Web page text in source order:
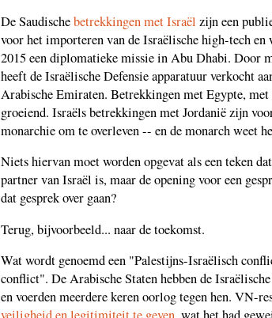
De Saudischebetrekkingen met Israël zijn een
voor het importeren van de Israëlische high-tech
2015 een diplomatieke missie in Abu Dhabi. Door
heeft de Israëlische Defensie apparatuur verkocht
Arabische Emiraten. Betrekkingen met Egypte,
groeiend. Israëls betrekkingen met Jordanië zijn
monarchie om te overleven -- en de monarch weet
Niets hiervan moet worden opgevat als een teken
partner van Israël is, maar de opening voor een
dat gesprek over gaan?
Terug, bijvoorbeeld... naar de toekomst.
Wat wordt genoemd een "Palestijns-Israëlisch
conflict". De Arabische Staten hebben de
en voerden meerdere keren oorlog tegen hen. VN-